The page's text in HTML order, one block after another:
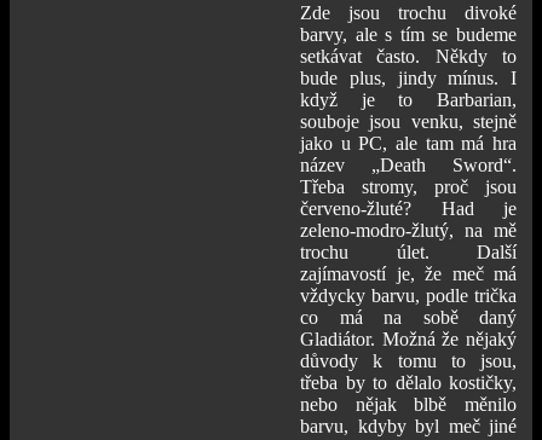
Zde jsou trochu divoké
barvy, ale s tím se budeme
setkávat často. Někdy to
bude plus, jindy mínus. I
když je to Barbarian,
souboje jsou venku, stejně
jako u PC, ale tam má hra
název „Death Sword“.
Třeba stromy, proč jsou
červeno-žluté? Had je
zeleno-modro-žlutý, na mě
trochu úlet. Další
zajímavostí je, že meč má
vždycky barvu, podle trička
co má na sobě daný
Gladiátor. Možná že nějaký
důvody k tomu to jsou,
třeba by to dělalo kostičky,
nebo nějak blbě měnilo
barvu, kdyby byl meč jiné